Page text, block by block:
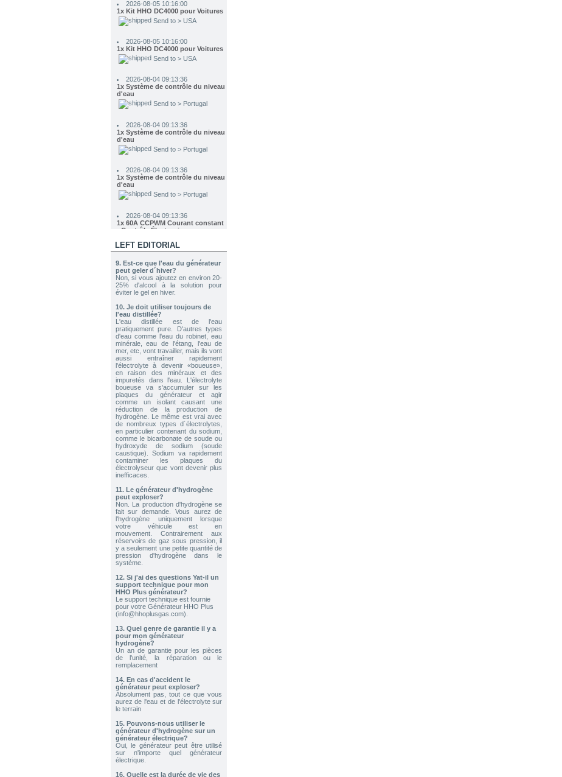
Send to > USA
2026-08-05 10:16:00
Send to > USA
2026-08-04 09:13:36
d'eau
Send to > Portugal
2026-08-04 09:13:36
d'eau
Send to > Portugal
2026-08-04 09:13:36
d'eau
Send to > Portugal
2026-08-04 09:13:36
- Contrôle Électronique -
Modulateur de Fréquence
Send to > Portugal
2026-08-04 09:13:36
1x 60A CCPWM Courant constant
- Contrôle Électronique -
Modulateur de Fréquence
Send to > Portugal
2026-08-04 09:13:36
1x 60A CCPWM Courant constant
- Contrôle Électronique -
Modulateur de Fréquence
Send to > Portugal
2026-08-04 09:13:36
1x Électrolyte. Hydroxyde de
Potassium KOH 400 g
Send to > Portugal
2026-08-04 09:13:36
1x Électrolyte. Hydroxyde de
Potassium KOH 400 g
Send to > Portugal
2026-08-04 09:13:36
1x Électrolyte. Hydroxyde de
Potassium KOH 400 g
Send to > Portugal
2026-07-31 13:14:53
2x Électrolyte. Hydroxyde de
Potassium KOH 400 g
Send to > Allemagne
2026-07-31 13:14:53
2x Électrolyte. Hydroxyde de
Potassium KOH 400 g
2026-07-31 13:14:53
2x Électrolyte. Hydroxyde de
Potassium KOH 400 g
Send to > Allemagne
2026-07-30 14:01:43
1x Kit HHO DC3000 pour Voitures
Send to > Pays-bas
2026-07-30 14:01:43
Send to > Pays-bas
2026-07-30 14:01:43
1x Kit HHO DC3000 pour Voitures
Send to > Pays-bas
2026-07-30 14:01:26
1x Kit HHO DC3000 pour Voitures
LEFT EDITORIAL
9. Est-ce que l'eau du générateur
peut geler d´hiver?
Non, si vous ajoutez en environ 20-
25% d'alcool à la solution pour
éviter le gel en hiver.
10. Je doit utiliser toujours de
l'eau distillée?
L'eau distillée est de l'eau
pratiquement pure. D'autres types
d'eau comme l'eau du robinet, eau
minérale, eau de l'étang, l'eau de
mer, etc, vont travailler, mais ils vont
aussi entraîner rapidement
l'électrolyte à devenir «boueuse»,
en raison des minéraux et des
impuretés dans l'eau. L'électrolyte
boueuse va s'accumuler sur les
plaques du générateur et agir
comme un isolant causant une
réduction de la production de
hydrogène. Le même est vrai avec
de nombreux types d´électrolytes,
en particulier contenant du sodium,
comme le bicarbonate de soude ou
hydroxyde de sodium (soude
caustique). Sodium va rapidement
contaminer les plaques du
électrolyseur que vont devenir plus
inefficaces.
11. Le générateur d'hydrogène
peut exploser?
Non. La production d'hydrogène se
fait sur demande. Vous aurez de
l'hydrogène uniquement lorsque
votre véhicule est en
mouvement. Contrairement aux
réservoirs de gaz sous pression, il
y a seulement une petite quantité de
pression d'hydrogène dans le
système.
12. Si j'ai des questions Yat-il un
support technique pour mon
HHO Plus générateur?
Le support technique est fournie
pour votre Générateur HHO Plus
(info@hhoplusgas.com).
13. Quel genre de garantie il y a
pour mon générateur
hydrogène?
Un an de garantie pour les pièces
de l'unité, la réparation ou le
remplacement
14. En cas d'accident le
générateur peut exploser?
Absolument pas, tout ce que vous
aurez de l'eau et de l'électrolyte sur
le terrain
15. Pouvons-nous utiliser le
générateur d'hydrogène sur un
générateur électrique?
Oui, le générateur peut être utilisé
sur n'importe quel générateur
électrique.
16. Quelle est la durée de vie des